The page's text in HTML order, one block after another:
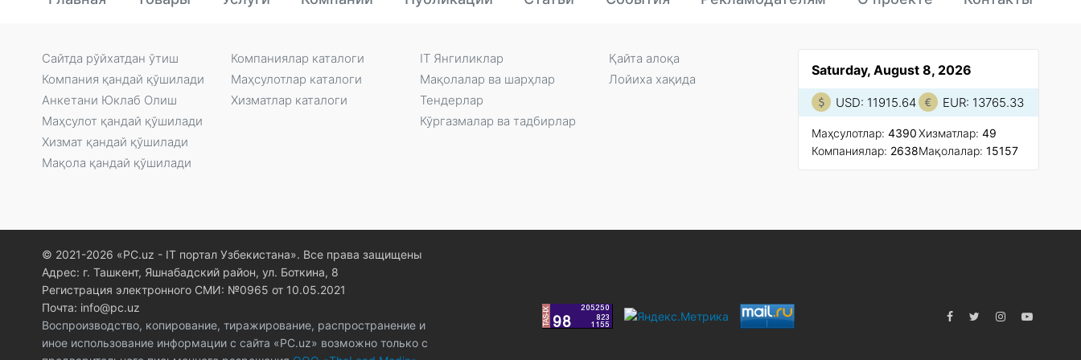
Saturday, August 8, 2026
USD: 11915.64 EUR: 13765.33
Маҳсулотлар: 4390
Компаниялар: 2638
Xизматлар: 49
Мақолалар: 15157
Сайтда рўйxатдан ўтиш
Компания қандай қўшилади
Анкетани Юклаб Олиш
Маҳсулот қандай қўшилади
Xизмат қандай қўшилади
Мақола қандай қўшилади
Компаниялар каталоги
Маҳсулотлар каталоги
Xизматлар каталоги
IT Янгиликлар
Мақолалар ва шарҳлар
Тендерлар
Кўргазмалар ва тадбирлар
Қайта алоқа
Лойиха хақида
© 2021-2026 «PC.uz - IT портал Узбекистана». Все права защищены
Адрес: г. Ташкент, Яшнабадский район, ул. Боткина, 8
Регистрация электронного СМИ: №0965 от 10.05.2021
Почта: info@pc.uz
Воспроизводство, копирование, тиражирование, распространение и
иное использование информации с сайта «PC.uz» возможно только с